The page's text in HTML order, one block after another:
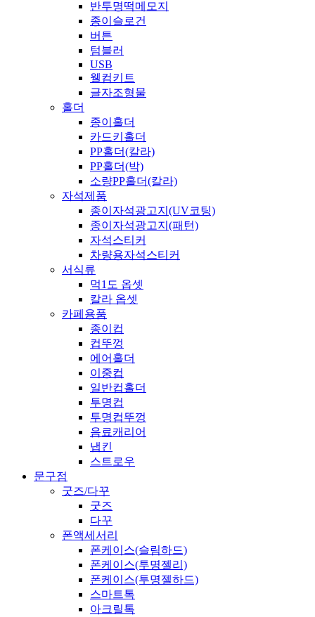
반투명떡메모지
종이슬로건
버튼
텀블러
USB
웰컴키트
글자조형물
홀더
종이홀더
카드키홀더
PP홀더(칼라)
PP홀더(박)
소량PP홀더(칼라)
자석제품
종이자석광고지(UV코팅)
종이자석광고지(패턴)
자석스티커
차량용자석스티커
서식류
먹1도 옵셋
칼라 옵셋
카페용품
종이컵
컵뚜껑
에어홀더
이중컵
일반컵홀더
투명컵
투명컵뚜껑
음료캐리어
냅킨
스트로우
문구점
굿즈/다꾸
굿즈
다꾸
폰액세서리
폰케이스(슬림하드)
폰케이스(투명젤리)
폰케이스(투명젤하드)
스마트톡
아크릴톡